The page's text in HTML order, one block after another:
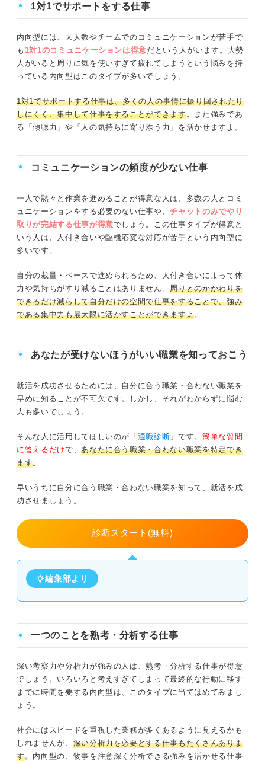
1対1でサポートをする仕事
内向型には、大人数やチームでのコミュニケーションが苦手で
も 1対1のコミュニケーションは得意だという人がいます。大勢
人がいると周りに気を使いすぎて疲れてしまうという悩みを持
っている内向型はこのタイプが多いでしょう。
1対1でサポートする仕事は、多くの人の事情に振り回されたり
しにくく、集中して仕事をすることができます。また強みであ
る「傾聴力」や「人の気持ちに寄り添う力」を活かせますよ。
コミュニケーションの頻度が少ない仕事
一人で黙々と作業を進めることが得意な人は、多数の人とコミ
ュニケーションをする必要のない仕事や、チャットのみでやり
取りが完結する仕事が得意でしょう。この仕事タイプが得意と
いう人は、人付き合いや臨機応変な対応が苦手という内向型に
多いです。
自分の裁量・ペースで進められるため、人付き合いによって体
力や気持ちがすり減ることはありません。周りとのかかわりを
できるだけ減らして自分だけの空間で仕事をすることで、強み
である集中力も最大限に活かすことができますよ。
あなたが受けないほうがいい職業を知っておこう
就活を成功させるためには、自分に合う職業・合わない職業を
早めに知ることが不可欠です。しかし、それがわからずに悩む
人も多いでしょう。
そんな人に活用してほしいのが「適職診断 」です。 簡単な質問
に答えるだけで、あなたに合う職業・合わない職業を特定でき
ます。
早いうちに自分に合う職業・合わない職業を知って、就活を成
功させましょう。
診断スタート(無料)
編集部より
一つのことを熟考・分析する仕事
深い考察力や分析力が強みの人は、熟考・分析する仕事が得意
でしょう。いろいろと考えすぎてしまって最終的な行動に移す
までに時間を要する内向型は、このタイプに当てはめてみまし
ょう。
社会にはスピードを重視した業務が多くあるように見えるかも
しれませんが、 深い分析力を必要とする仕事もたくさんありま
す。内向型の、物事を注意深く分析できる強みを活かせる仕事